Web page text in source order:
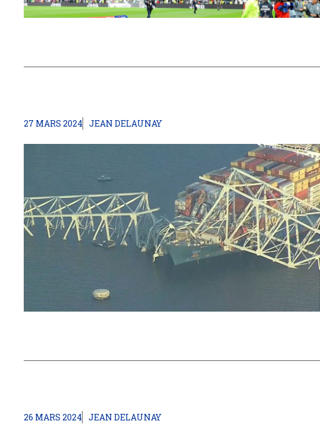
27 MARS 2024 JEAN DELAUNAY
26 MARS 2024 JEAN DELAUNAY